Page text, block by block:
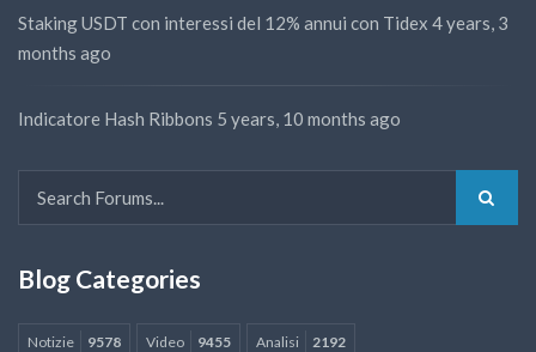
Staking USDT con interessi del 12% annui con Tidex 4 years, 3
months ago
Indicatore Hash Ribbons 5 years, 10 months ago
Blog Categories
Notizie 9578 Video 9455 Analisi 2192